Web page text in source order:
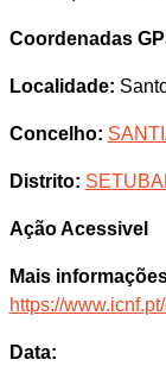
Coordenadas
Localidade:
Concelho:
Distrito:
Ação Acessivel
Mais
https://
Data: